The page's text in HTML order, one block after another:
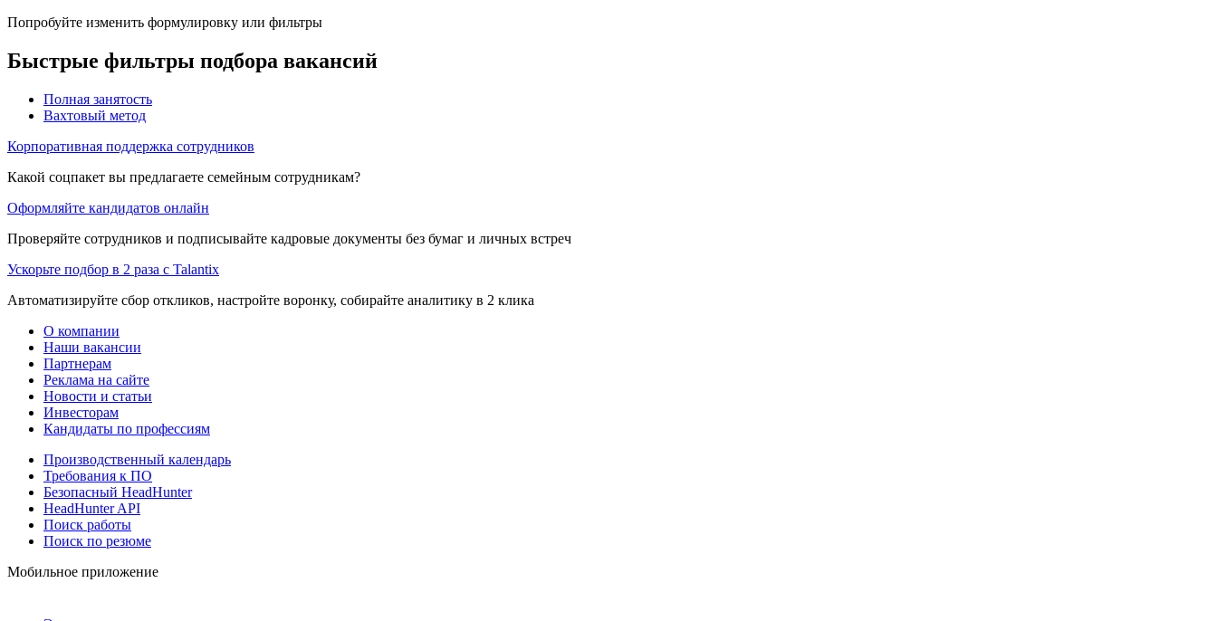
Попробуйте изменить формулировку или фильтры
Быстрые фильтры подбора вакансий
Полная занятость
Вахтовый метод
Корпоративная поддержка сотрудников
Какой соцпакет вы предлагаете семейным сотрудникам?
Оформляйте кандидатов онлайн
Проверяйте сотрудников и подписывайте кадровые документы без бумаг и личных встреч
Ускорьте подбор в 2 раза с Talantix
Автоматизируйте сбор откликов, настройте воронку, собирайте аналитику в 2 клика
О компании
Наши вакансии
Партнерам
Реклама на сайте
Новости и статьи
Инвесторам
Кандидаты по профессиям
Производственный календарь
Требования к ПО
Безопасный HeadHunter
HeadHunter API
Поиск работы
Поиск по резюме
Мобильное приложение